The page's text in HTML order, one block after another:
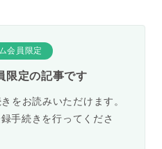
会員限定
限定の記事です
をお読みいただけます。
手続きを行ってくださ